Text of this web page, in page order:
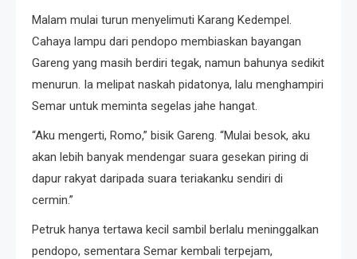
Malam mulai turun menyelimuti Karang Kedempel.
Cahaya lampu dari pendopo membiaskan bayangan
Gareng yang masih berdiri tegak, namun bahunya sedikit
menurun. Ia melipat naskah pidatonya, lalu menghampiri
Semar untuk meminta segelas jahe hangat.
“Aku mengerti, Romo,” bisik Gareng. “Mulai besok, aku
akan lebih banyak mendengar suara gesekan piring di
dapur rakyat daripada suara teriakanku sendiri di
cermin.”
Petruk hanya tertawa kecil sambil berlalu meninggalkan
pendopo, sementara Semar kembali terpejam,